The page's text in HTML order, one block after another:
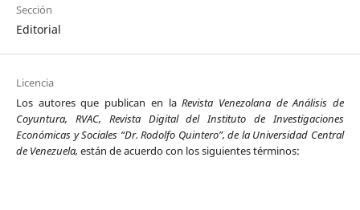
Sección
Editorial
Licencia
Los autores que publican en laRevista Venezolana de Análisis de
Coyuntura, RVAC, Revista Digital del Instituto de Investigaciones
Económicas y Sociales “Dr. Rodolfo Quintero”, de la Universidad Central
de Venezuela, están de acuerdo con los siguientes términos: